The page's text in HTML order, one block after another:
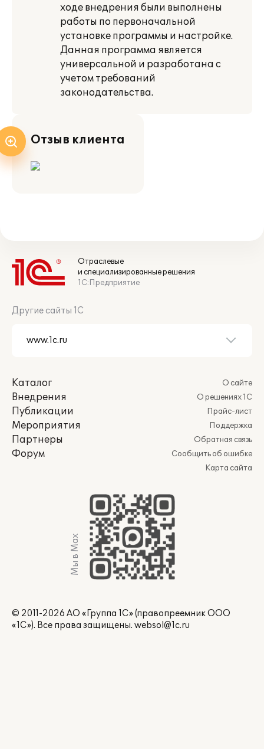
ходе внедрения были выполнены
работы по первоначальной
установке программы и настройке.
Данная программа является
универсальной и разработана с
учетом требований
законодательства.
Отзыв клиента
Отраслевые
и специализированные решения
1С:Предприятие
Другие сайты 1С
Каталог
Внедрения
Публикации
Мероприятия
Партнеры
Форум
О сайте
О решениях 1С
Прайс-лист
Поддержка
Обратная связь
Сообщить об ошибке
Карта сайта
Мы в Max
© 2011-2026 АО «Группа 1С» (правопреемник ООО
«1С»). Все права защищены. websol@1c.ru